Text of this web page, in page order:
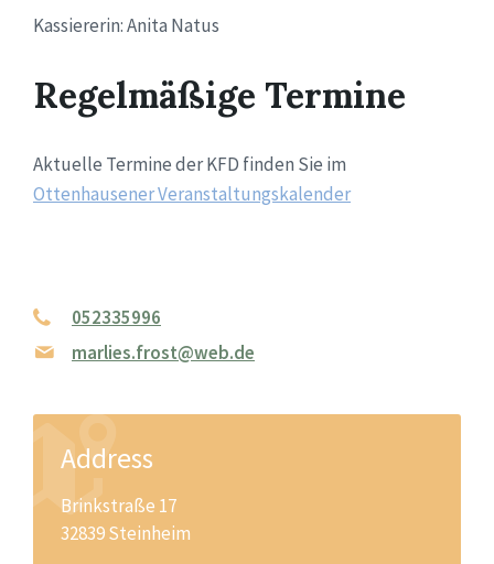
Kassiererin: Anita Natus
Regelmäßige Termine
Aktuelle Termine der KFD finden Sie im
Ottenhausener Veranstaltungskalender
052335996
marlies.frost@web.de
Address
Brinkstraße 17
32839 Steinheim